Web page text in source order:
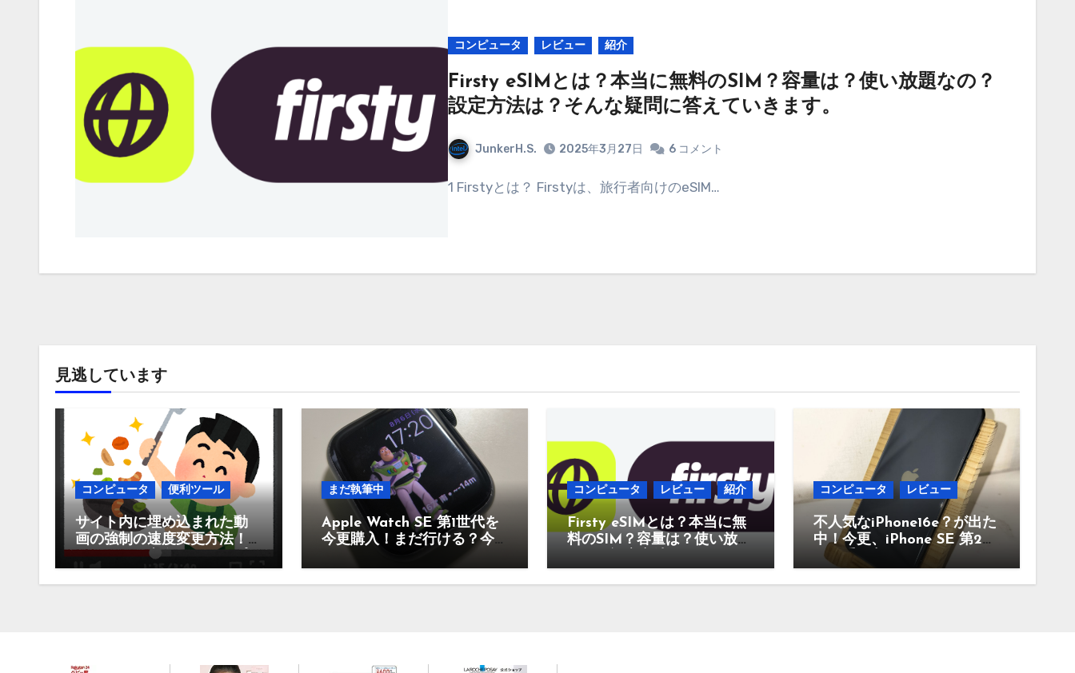
コンピュータ レビュー 紹介
Firsty eSIMとは？本当に無料のSIM？容量は？使い放題なの？
設定方法は？そんな疑問に答えていきます。
JunkerH.S. 2025年3月27日 6 コメント
1 Firstyとは？ Firstyは、旅行者向けのeSIM…
見逃しています
コンピュータ 便利ツール
サイト内に埋め込まれた動
画の強制の速度変更方法！
Youtubeや東進、スタサプな
どなど
まだ執筆中
Apple Watch SE 第1世代を
今更購入！まだ行ける？今
コンピュータ レビュー 紹介
Firsty eSIMとは？本当に無
料のSIM？容量は？使い放題
疑問に答えていきます。
コンピュータ レビュー
不人気なiPhone16e？が出た
中！今更、iPhone SE 第2世
代を手に入れたのでレビュ
ー まだ使えるのか？今買